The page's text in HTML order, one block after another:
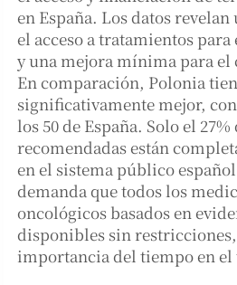
en España. Los datos
el acceso a tratamientos
y una mejora mínima para el
En comparación, Polonia
significativamente mejor,
los 50 de España. Solo el
recomendadas están
en el sistema público
demanda que todos los
oncológicos basados en
disponibles sin
importancia del tiempo en